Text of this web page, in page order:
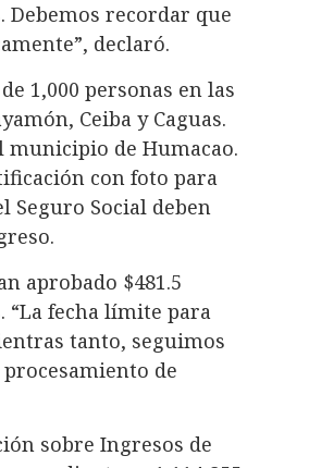
recordar que
declaró.
1,000 personas en las
Ceiba y Caguas.
de Humacao.
con foto para
Seguro Social deben
aprobado $481.5
fecha límite para
tanto, seguimos
de
sobre Ingresos de